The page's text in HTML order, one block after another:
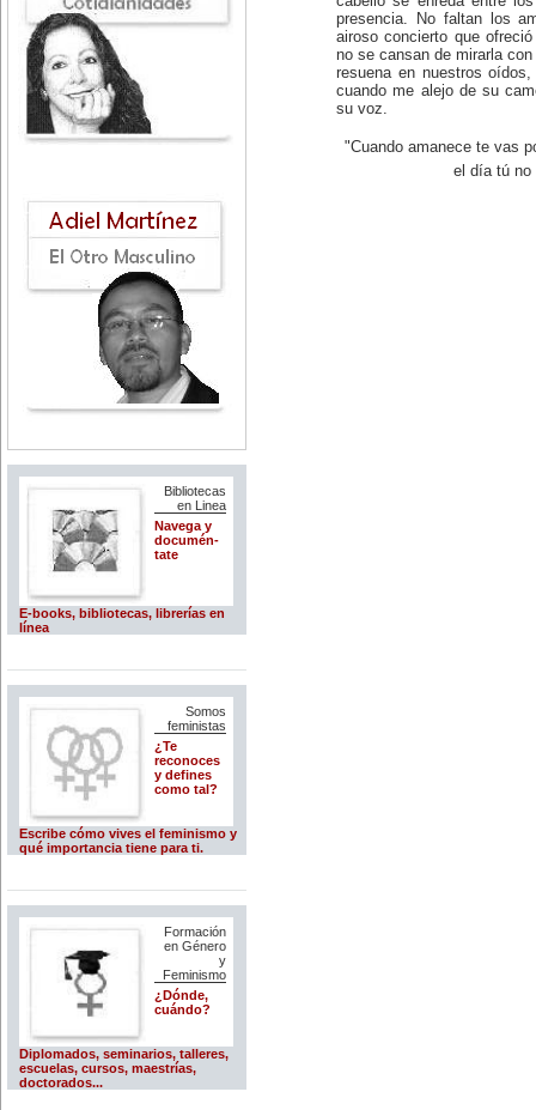
Bibliotecas
en Linea
Navega y
documén-
tate
E-books, bibliotecas, librerías en
línea
Somos
feministas
¿Te
reconoces
y defines
como tal?
Escribe cómo vives el feminismo y
qué importancia tiene para ti.
Formación
en Género
y
Feminismo
¿Dónde,
cuándo?
Diplomados, seminarios, talleres,
escuelas, cursos, maestrías,
doctorados...
presencia. No faltan los
airoso concierto que
no se cansan de mirarla
resuena en nuestros
cuando me alejo de su
su voz.
"Cuando amanece te vas
el día tú no